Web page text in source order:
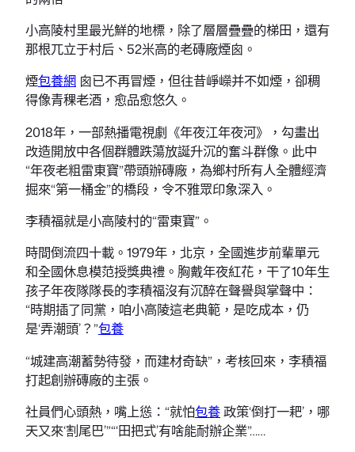
小高陵村里最光鮮的地標，除了層層疊疊的梯田，還有
那根兀立于村后、52米高的老磚廠煙囪。
煙包養網 囪已不再冒煙，但往昔崢嶸并不如煙，卻稠
得像青稞老酒，愈品愈悠久。
2018年，一部熱播電視劇《年夜江年夜河》，勾畫出
改造開放中各個群體跌蕩放誕升沉的奮斗群像。此中
“年夜老粗雷東寶”帶頭辦磚廠，為鄉村所有人全體經濟
掘來“第一桶金”的橋段，令不雅眾印象深入。
李積福就是小高陵村的“雷東寶”。
時間倒流四十載。1979年，北京，全國進步前輩單元
和全國休息模范授獎典禮。胸戴年夜紅花，干了10年生
孩子年夜隊隊長的李積福沒有沉醉在聲譽與掌聲中：
“時期插了同黨，咱小高陵這老典範，是吃成本，仍
是‘弄潮頭’？”包養
“城建高潮蓄勢待發，而建材奇缺”，考核回來，李積福
打起創辦磚廠的主張。
社員們心頭熱，嘴上慫：“就怕包養政策‘倒打一耙’，哪
天又來‘割尾巴’”“‘田把式’有啥能耐辦企業”……